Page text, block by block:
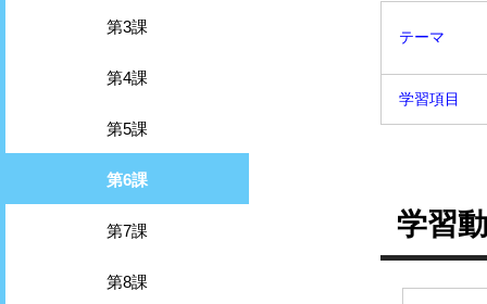
テーマ
学習項目
学習
第3課
第4課
第5課
第6課
第7課
第8課